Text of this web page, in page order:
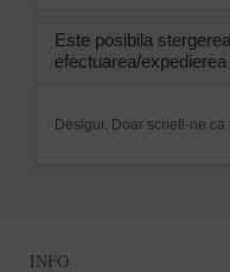
Este posibila
efectuarea/
Desigur. Doar scrieti-ne
INFO